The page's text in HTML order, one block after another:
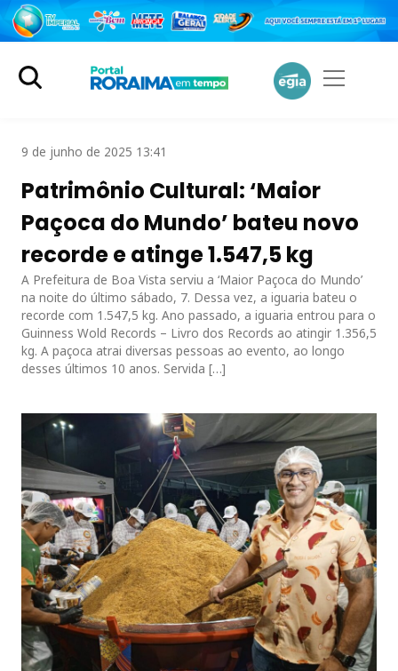
9 de junho de 2025 13:41
Patrimônio Cultural: ‘Maior
Paçoca do Mundo’ bateu novo
recorde e atinge 1.547,5 kg
A Prefeitura de Boa Vista serviu a ‘Maior Paçoca do Mundo’
na noite do último sábado, 7. Dessa vez, a iguaria bateu o
recorde com 1.547,5 kg. Ano passado, a iguaria entrou para o
Guinness Wold Records – Livro dos Records ao atingir 1.356,5
kg. A paçoca atrai diversas pessoas ao evento, ao longo
desses últimos 10 anos. Servida […]